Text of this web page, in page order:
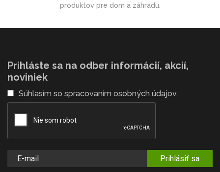
produktov pre dom a záhradu.
Prihláste sa na odber informácií, akcií,
noviniek
Súhlasím so spracovaním osobných údajov.
Prihlásiť sa